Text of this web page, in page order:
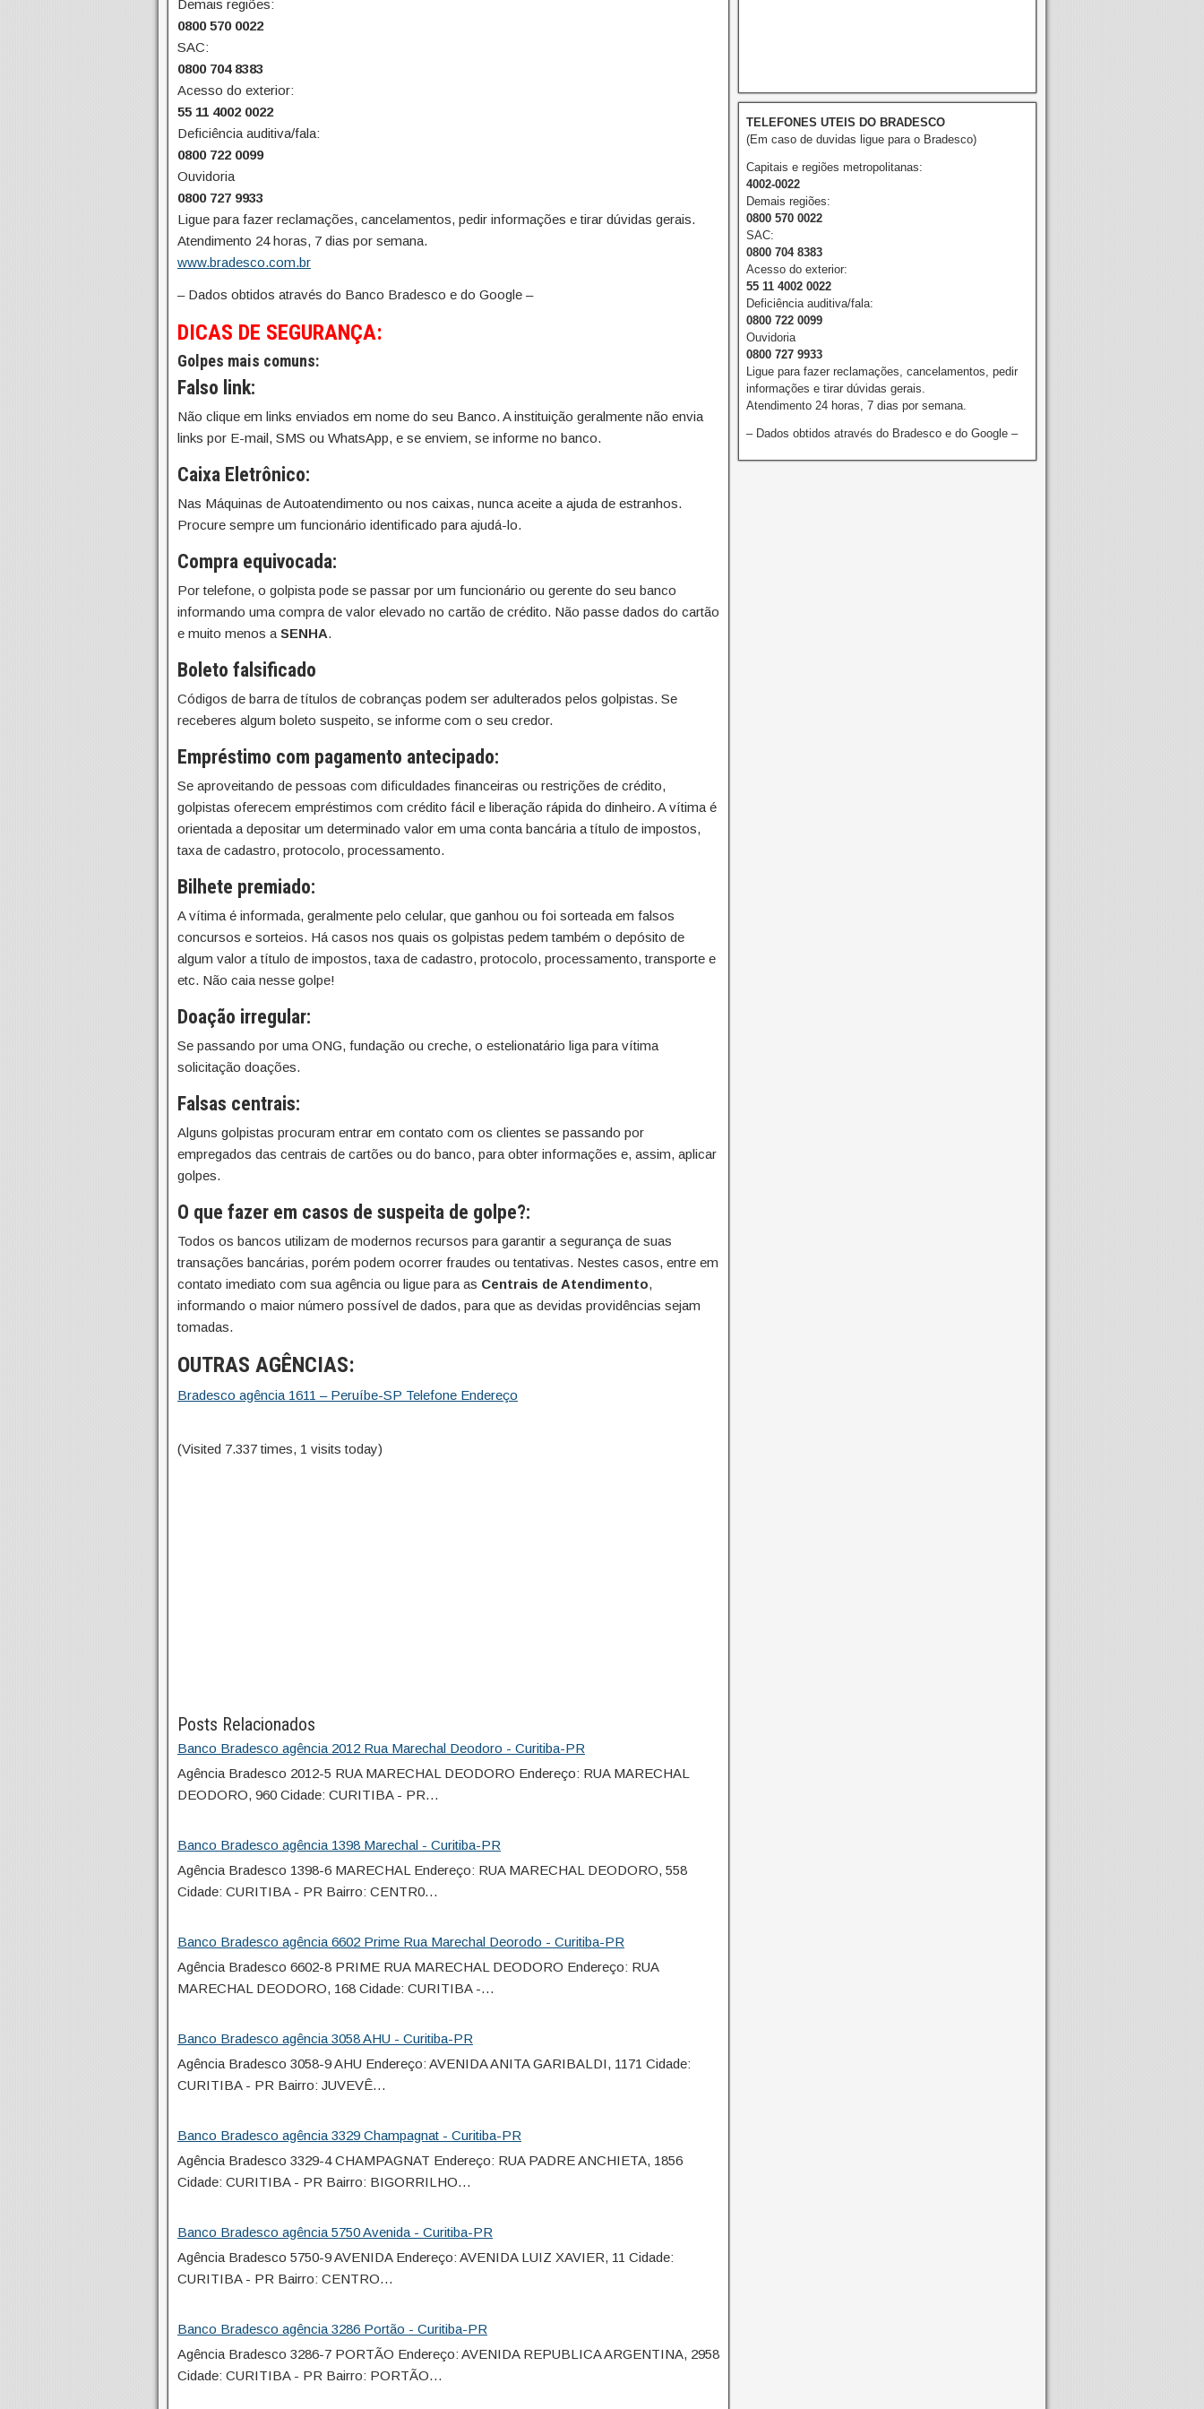
Demais regiões:
0800 570 0022
SAC:
0800 704 8383
Acesso do exterior:
55 11 4002 0022
Deficiência auditiva/fala:
0800 722 0099
Ouvidoria
0800 727 9933
Ligue para fazer reclamações, cancelamentos, pedir informações e tirar dúvidas gerais.
Atendimento 24 horas, 7 dias por semana.
www.bradesco.com.br
– Dados obtidos através do Banco Bradesco e do Google –
DICAS DE SEGURANÇA:
Golpes mais comuns:
Falso link:
Não clique em links enviados em nome do seu Banco. A instituição geralmente não envia
links por E-mail, SMS ou WhatsApp, e se enviem, se informe no banco.
Caixa Eletrônico:
Nas Máquinas de Autoatendimento ou nos caixas, nunca aceite a ajuda de estranhos.
Procure sempre um funcionário identificado para ajudá-lo.
Compra equivocada:
Por telefone, o golpista pode se passar por um funcionário ou gerente do seu banco
informando uma compra de valor elevado no cartão de crédito. Não passe dados do cartão
e muito menos a SENHA.
Boleto falsificado
Códigos de barra de títulos de cobranças podem ser adulterados pelos golpistas. Se
receberes algum boleto suspeito, se informe com o seu credor.
Empréstimo com pagamento antecipado:
Se aproveitando de pessoas com dificuldades financeiras ou restrições de crédito,
golpistas oferecem empréstimos com crédito fácil e liberação rápida do dinheiro. A vítima é
orientada a depositar um determinado valor em uma conta bancária a título de impostos,
taxa de cadastro, protocolo, processamento.
Bilhete premiado:
A vítima é informada, geralmente pelo celular, que ganhou ou foi sorteada em falsos
concursos e sorteios. Há casos nos quais os golpistas pedem também o depósito de
algum valor a título de impostos, taxa de cadastro, protocolo, processamento, transporte e
etc. Não caia nesse golpe!
Doação irregular:
Se passando por uma ONG, fundação ou creche, o estelionatário liga para vítima
solicitação doações.
Falsas centrais:
Alguns golpistas procuram entrar em contato com os clientes se passando por
empregados das centrais de cartões ou do banco, para obter informações e, assim, aplicar
golpes.
O que fazer em casos de suspeita de golpe?:
Todos os bancos utilizam de modernos recursos para garantir a segurança de suas
transações bancárias, porém podem ocorrer fraudes ou tentativas. Nestes casos, entre em
contato imediato com sua agência ou ligue para as Centrais de Atendimento,
informando o maior número possível de dados, para que as devidas providências sejam
tomadas.
OUTRAS AGÊNCIAS:
Bradesco agência 1611 – Peruíbe-SP Telefone Endereço
(Visited 7.337 times, 1 visits today)
Posts Relacionados
Banco Bradesco agência 2012 Rua Marechal Deodoro - Curitiba-PR
Agência Bradesco 2012-5 RUA MARECHAL DEODORO Endereço: RUA MARECHAL
DEODORO, 960 Cidade: CURITIBA - PR…
Banco Bradesco agência 1398 Marechal - Curitiba-PR
Agência Bradesco 1398-6 MARECHAL Endereço: RUA MARECHAL DEODORO, 558
Cidade: CURITIBA - PR Bairro: CENTR0…
Banco Bradesco agência 6602 Prime Rua Marechal Deorodo - Curitiba-PR
Agência Bradesco 6602-8 PRIME RUA MARECHAL DEODORO Endereço: RUA
MARECHAL DEODORO, 168 Cidade: CURITIBA -…
Banco Bradesco agência 3058 AHU - Curitiba-PR
Agência Bradesco 3058-9 AHU Endereço: AVENIDA ANITA GARIBALDI, 1171 Cidade:
CURITIBA - PR Bairro: JUVEVÊ…
Banco Bradesco agência 3329 Champagnat - Curitiba-PR
Agência Bradesco 3329-4 CHAMPAGNAT Endereço: RUA PADRE ANCHIETA, 1856
Cidade: CURITIBA - PR Bairro: BIGORRILHO…
Banco Bradesco agência 5750 Avenida - Curitiba-PR
Agência Bradesco 5750-9 AVENIDA Endereço: AVENIDA LUIZ XAVIER, 11 Cidade:
CURITIBA - PR Bairro: CENTRO…
Banco Bradesco agência 3286 Portão - Curitiba-PR
Agência Bradesco 3286-7 PORTÃO Endereço: AVENIDA REPUBLICA ARGENTINA, 2958
Cidade: CURITIBA - PR Bairro: PORTÃO…
TELEFONES UTEIS DO BRADESCO
(Em caso de duvidas ligue para o Bradesco)
Capitais e regiões metropolitanas:
4002-0022
Demais regiões:
0800 570 0022
SAC:
0800 704 8383
Acesso do exterior:
55 11 4002 0022
Deficiência auditiva/fala:
0800 722 0099
Ouvidoria
0800 727 9933
Ligue para fazer reclamações, cancelamentos, pedir
informações e tirar dúvidas gerais.
Atendimento 24 horas, 7 dias por semana.
– Dados obtidos através do Bradesco e do Google –